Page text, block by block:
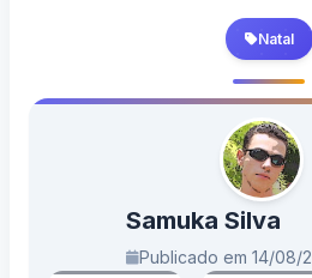
Natal
Samuka Silva
Publicado em 14/08/